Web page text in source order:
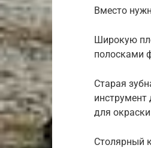
Вместо
Широкую
полосками
Старая
для
Столярный